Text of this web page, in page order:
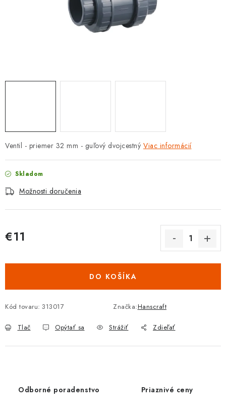
OBCHODNÉ PODMIENKY
ZNAČKY
Spôsob dopravy a platby
Vernostný program
Ventil - priemer 32 mm - guľový dvojcestný Viac informácií
Skladom
Možnosti doručenia
€11
DO KOŠÍKA
Kód tovaru: 313017 Značka:Hanscraft
Tlač Opýtať sa Strážiť Zdieľať
Odborné poradenstvo Priaznivé ceny